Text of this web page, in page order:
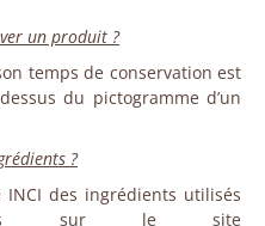
un produit ?
temps de conservation est
du pictogramme d’un
?
des ingrédients utilisés
sur le site